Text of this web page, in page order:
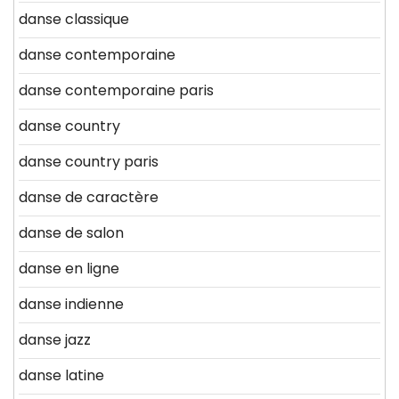
danse classique
danse contemporaine
danse contemporaine paris
danse country
danse country paris
danse de caractère
danse de salon
danse en ligne
danse indienne
danse jazz
danse latine